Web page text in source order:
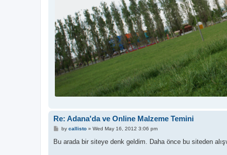
Re: Adana'da ve Online Malzeme Temini
P
s
by callisto» Wed May 16, 2012 3:06 pm
Bu arada bir siteye denk geldim. Daha önce bu siteden